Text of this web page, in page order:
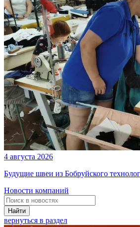
4 августа 2026
Будущие швеи из Бобруйского
Новости компаний
Найти
вернуться в раздел